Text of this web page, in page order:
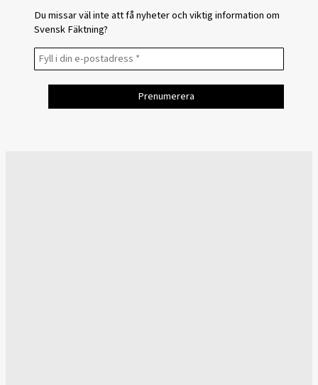
Du missar väl inte att få nyheter och viktig information om
Svensk Fäktning?